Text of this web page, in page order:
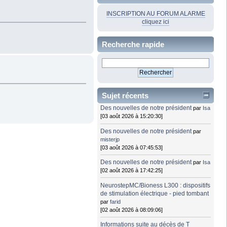
INSCRIPTION AU FORUM ALARME
cliquez ici
Recherche rapide
Sujet récents
Des nouvelles de notre président par Isa
[03 août 2026 à 15:20:30]
Des nouvelles de notre président par
misterjp
[03 août 2026 à 07:45:53]
Des nouvelles de notre président par Isa
[02 août 2026 à 17:42:25]
NeurostepMC/Bioness L300 : dispositifs
de stimulation électrique - pied tombant
parfarid
[02 août 2026 à 08:09:06]
Informations suite au décès de T